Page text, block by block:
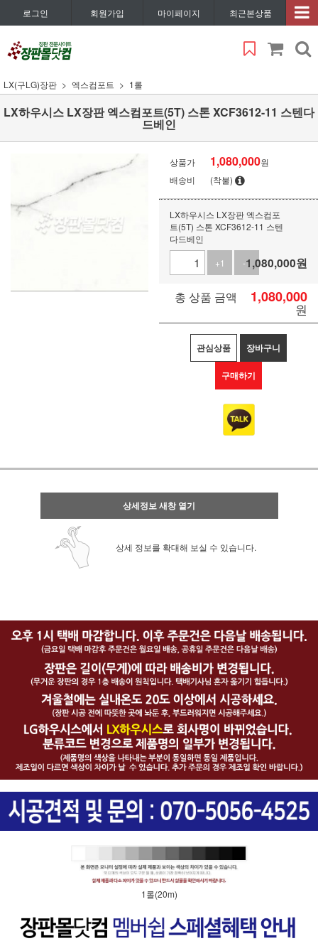
로그인 회원가입 마이페이지 최근본상품
LX(구LG)장판 엑스컴포트 1롤
LX하우시스 LX장판 엑스컴포트(5T) 스톤 XCF3612-11 스텐다
드베인
상품가 1,080,000원
배송비
(착불)
LX하우시스 LX장판 엑스컴포
트(5T) 스톤 XCF3612-11 스텐
다드베인
+1
-11,080,000원
총 상품 금액 1,080,000
원
관심상품 장바구니
구매하기
상세정보 새창 열기
상세 정보를 확대해 보실 수 있습니다.
1롤(20m)